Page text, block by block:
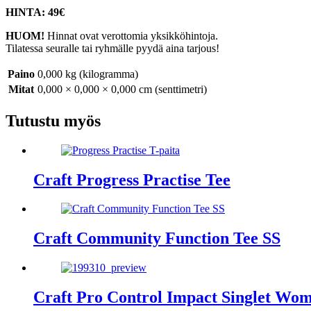
HINTA: 49€
HUOM! Hinnat ovat verottomia yksikköhintoja.
Tilatessa seuralle tai ryhmälle pyydä aina tarjous!
Paino 0,000 kg (kilogramma)
Mitat 0,000 × 0,000 × 0,000 cm (senttimetri)
Tutustu myös
Craft Progress Practise Tee
Craft Community Function Tee SS
Craft Pro Control Impact Singlet